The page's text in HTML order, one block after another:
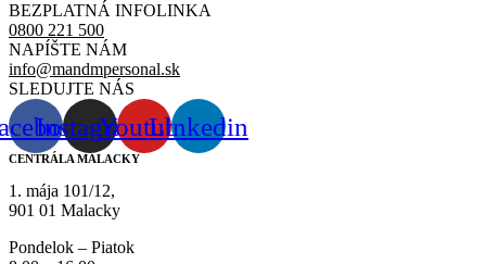
BEZPLATNÁ INFOLINKA
0800 221 500
NAPÍŠTE NÁM
info@mandmpersonal.sk
SLEDUJTE NÁS
InstagramYoutubeLinkedin
CENTRÁLA MALACKY
1. mája 101/12,
901 01 Malacky
Pondelok – Piatok